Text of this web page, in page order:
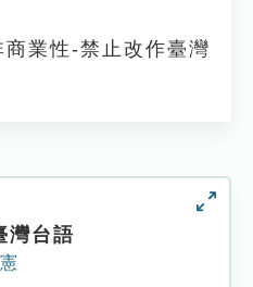
業性-禁止改作臺灣
灣台語
憲